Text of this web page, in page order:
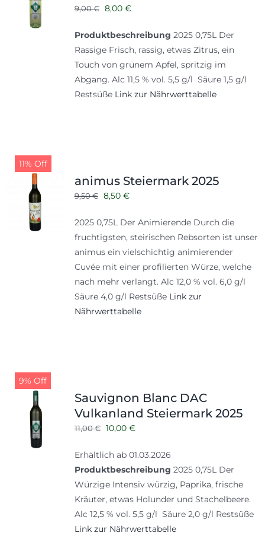
9,00€ Ursprünglicher
war:
9,00 €
8,00 €Aktueller
ist:
8,00 €.
Produktbeschreibung 2025 0,75L Der
Rassige Frisch, rassig, etwas Zitrus, ein
Touch von grünem Apfel, spritzig im
Abgang. Alc 11,5 % vol. 5,5 g/l Säure 1,5 g/l
Restsüße Link zur Nährwerttabelle
11% Off
animus Steiermark 2025
9,50€ Ursprünglicher
war:
9,50 €
8,50 €Aktueller
ist:
8,50 €.
2025 0,75L Der Animierende Durch die
fruchtigsten, steirischen Rebsorten ist unser
animus ein vielschichtig animierender
Cuvée mit einer profilierten Würze, welche
nach mehr verlangt. Alc 12,0 % vol. 6,0 g/l
Säure 4,0 g/l Restsüße Link zur
Nährwerttabelle
9% Off
Sauvignon Blanc DAC
Vulkanland Steiermark 2025
11,00€ Ursprünglicher
war:
11,00 €
10,00 €Aktueller
ist:
10,00 €.
Erhältlich ab 01.03.2026
Produktbeschreibung 2025 0,75L Der
Würzige Intensiv würzig, Paprika, frische
Kräuter, etwas Holunder und Stachelbeere.
Alc 12,5 % vol. 5,5 g/l Säure 2,0 g/l Restsüße
Link zur Nährwerttabelle